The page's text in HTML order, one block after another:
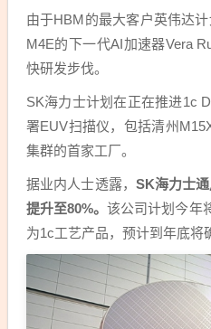
由于HBM的最大客户英伟达
M4E的下一代AI加速器Vera
快研发步伐。
SK海力士计划在正在推进1c
署EUV扫描仪，包括清州
集群的首家工厂。
据业内人士透露， SK海力士
提升至80%。该公司计划今年
为1c工艺产品，预计到年底将